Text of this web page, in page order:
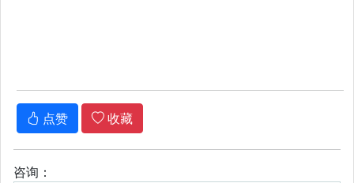
点赞 收藏
咨询：